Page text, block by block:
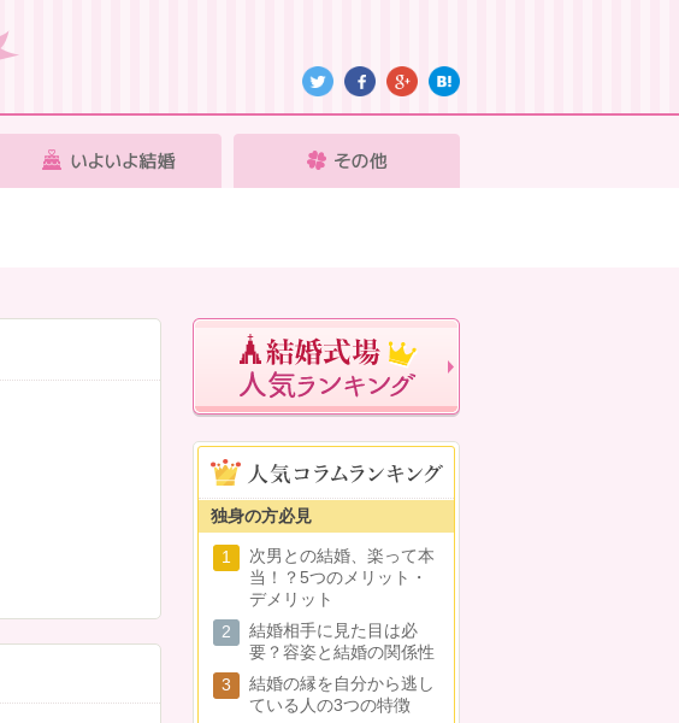
独身の方必見
1
次男との結婚、楽って本
当！？5つのメリット・
デメリット
2
結婚相手に見た目は必
要？容姿と結婚の関係性
3
結婚の縁を自分から逃し
ている人の3つの特徴